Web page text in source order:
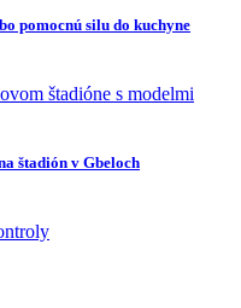
pomocnú silu do kuchyne
štadión v Gbeloch